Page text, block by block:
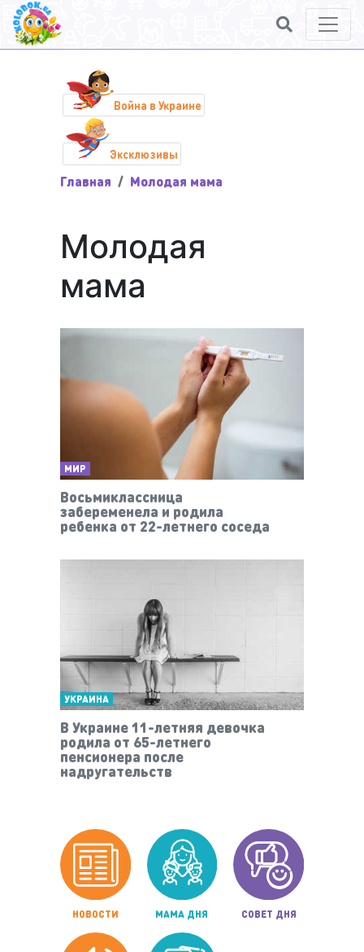
Война в Украине
Эксклюзивы
Главная Молодая мама
Молодая
мама
МИР
Восьмиклассница
забеременела и родила
ребенка от 22-летнего соседа
УКРАИНА
В Украине 11-летняя девочка
родила от 65-летнего
пенсионера после
надругательств
НОВОСТИ МАМА ДНЯ СОВЕТ ДНЯ